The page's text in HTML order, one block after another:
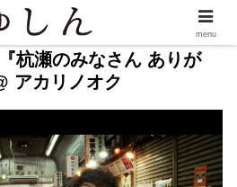
杭瀬のみなさん ありが
アカリノオク
menu